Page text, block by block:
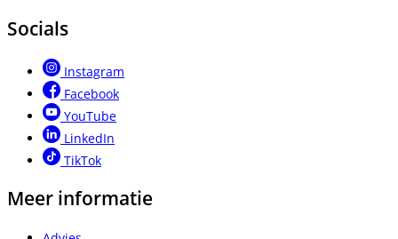
Socials
Instagram
Facebook
YouTube
LinkedIn
TikTok
Meer informatie